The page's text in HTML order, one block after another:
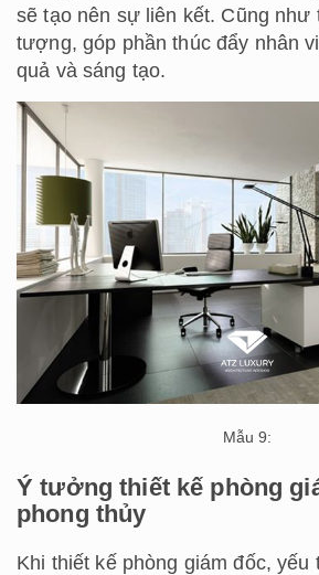
sẽ tạo nên sự liên kết. Cũng như
tượng, góp phần thúc đẩy nhân
quả và sáng tạo.
Mẫu 9:
Ý tưởng thiết kế phòng
phong thủy
Khi thiết kế phòng giám đốc, yếu